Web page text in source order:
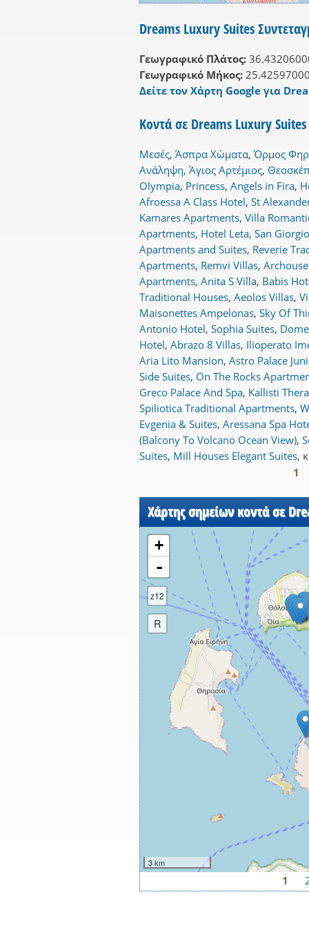
Dreams Luxury Suites
Γεωγραφικό Πλάτος:
Γεωγραφικό Μήκος:
Δείτε τον Χάρτη Google για
Κοντά σε Dreams Luxury
Μεσές, Άσπρα Χώματα,Όρμος
Ανάληψη, Άγιος Αρτέμιος,
Olympia, Princess, Angels in Fira,
Afroessa A Class Hotel, St
Kamares Apartments, Villa
Apartments, Hotel Leta, San Giorgio
Apartments and Suites, Reverie
Apartments, Remvi Villas,
Apartments, Anita S Villa, Babis
Traditional Houses, Aeolos Villas,
Maisonettes Ampelonas, Sky Of
Antonio Hotel, Sophia Suites,
Hotel, Abrazo 8 Villas, Ilioperato
Aria Lito Mansion, Astro Palace
Side Suites, On The Rocks
Greco Palace And Spa, Kallisti
Spiliotica Traditional Apartments,
Evgenia & Suites, Aressana Spa
(Balcony To Volcano Ocean View),
Suites, Mill Houses Elegant Suites,
1
Χάρτης σημείων κοντά σε
+
-
z12
R
3 km
Σελίδες
1